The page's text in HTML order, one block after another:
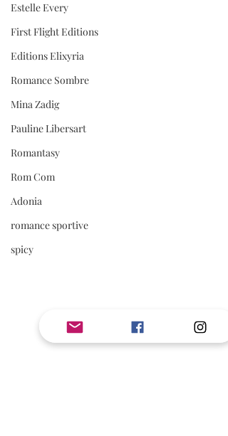
Estelle Every
First Flight Editions
Editions Elixyria
Romance Sombre
Mina Zadig
Pauline Libersart
Romantasy
Rom Com
Adonia
romance sportive
spicy